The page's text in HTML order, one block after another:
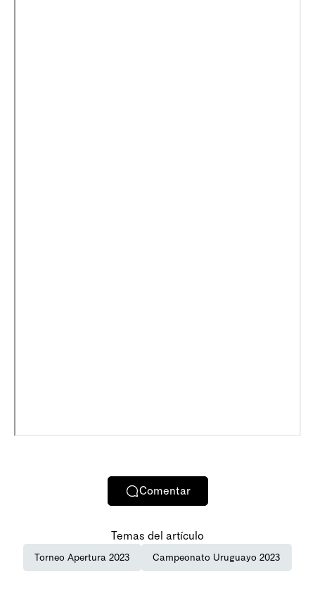
Comentar
Temas del artículo
Torneo Apertura 2023 Campeonato Uruguayo 2023